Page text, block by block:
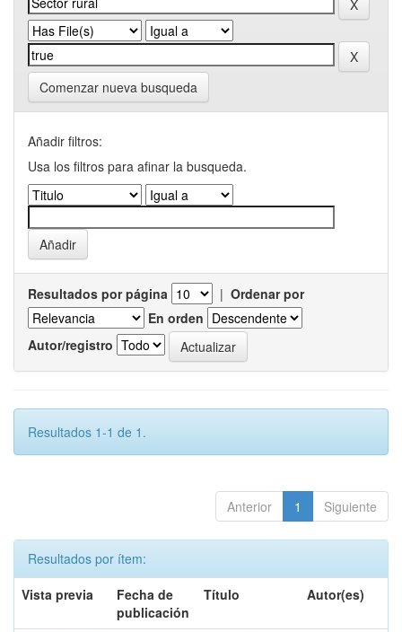
Comenzar nueva busqueda
Añadir filtros:
Usa los filtros para afinar la busqueda.
Resultados por página | Ordenar por
En orden
Autor/registro
Resultados 1-1 de 1.
Anterior 1 Siguiente
Resultados por ítem:
Vista previa
Fecha de
publicación
Título Autor(es)